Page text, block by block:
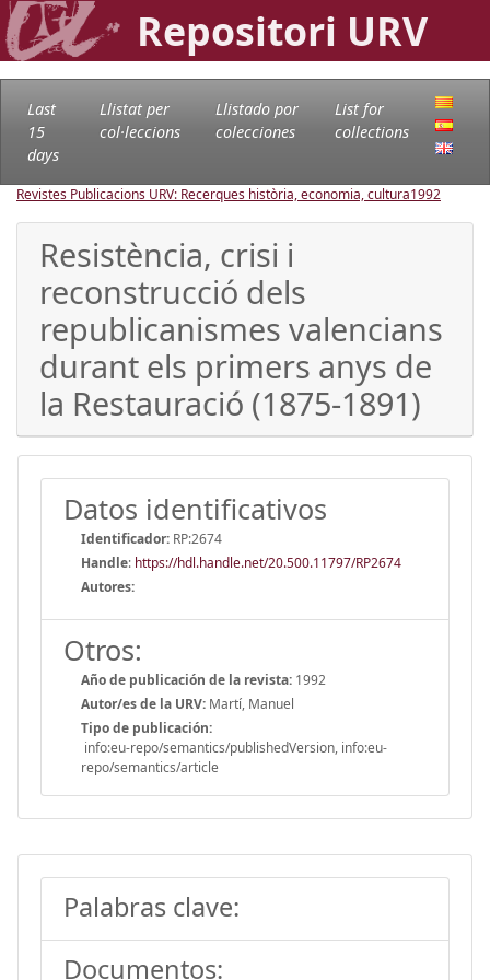
Repositori URV
Last
15
days
Llistat per
col·leccions
Llistado por
colecciones
List for
collections
Revistes Publicacions URV: Recerques història, economia, cultura1992
Resistència, crisi i
reconstrucció dels
republicanismes valencians
durant els primers anys de
la Restauració (1875-1891)
Datos identificativos
Identificador: RP:2674
Handle: https://hdl.handle.net/20.500.11797/RP2674
Autores:
Otros:
Año de publicación de la revista: 1992
Autor/es de la URV: Martí, Manuel
Tipo de publicación:
info:eu-repo/semantics/publishedVersion, info:eu-
repo/semantics/article
Palabras clave:
Documentos: